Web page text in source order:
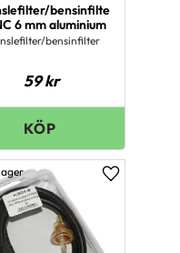
bensinfilte
6 mm aluminium
bensinfilter
59kr
Lägg till i